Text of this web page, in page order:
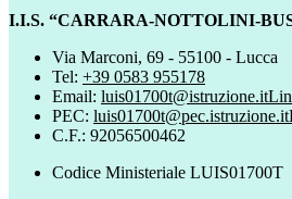
I.I.S. “CARRARA-NOTTOLINI-
Via Marconi, 69 - 55100 - Lucca
Tel: +39 0583 955178
Email: luis01700t@istruzione.it
PEC: luis01700t@pec.istruzione.it
C.F.: 92056500462
Codice Ministeriale LUIS01700T